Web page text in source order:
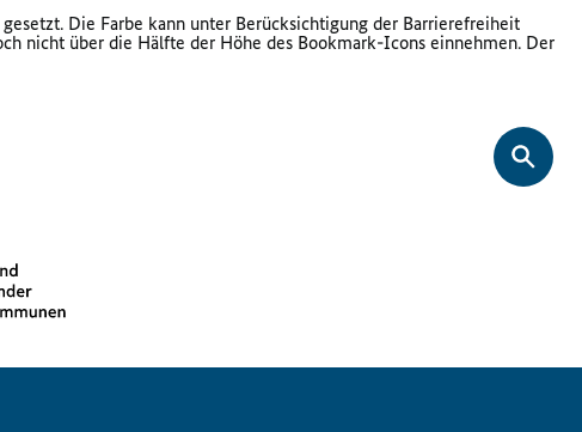
Die Farbe kann unter Berücksichtigung der Barrierefreiheit
nicht über die Hälfte der Höhe des Bookmark-Icons einnehmen. Der